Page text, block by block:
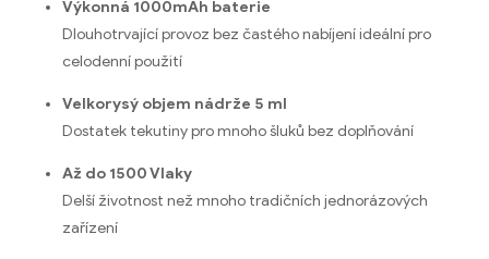
Výkonná 1000mAh baterie
Dlouhotrvající provoz bez častého nabíjení ideální pro
celodenní použití
Velkorysý objem nádrže 5 ml
Dostatek tekutiny pro mnoho šluků bez doplňování
Až do 1500 Vlaky
Delší životnost než mnoho tradičních jednorázových
zařízení